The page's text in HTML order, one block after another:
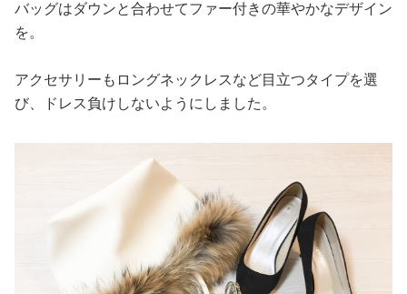
バッグはダウンと合わせてファー付きの華やかなデザイン
を。
アクセサリーもロングネックレスなど目立つタイプを選
び、ドレス負けしないようにしました。